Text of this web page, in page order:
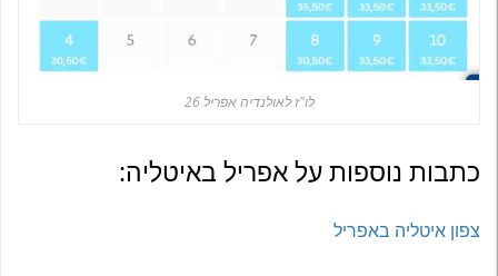
לו"ז לאולנדיה אפריל 26
כתבות נוספות על אפריל באיטליה:
צפון איטליה באפריל